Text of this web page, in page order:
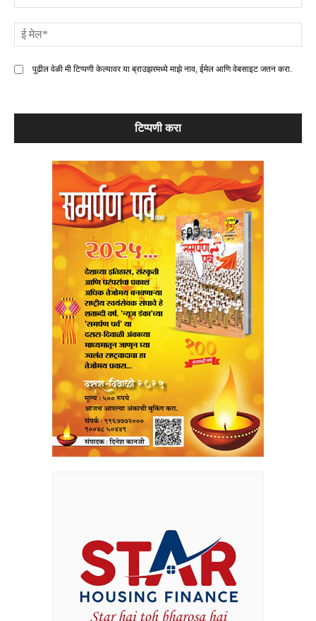
पुढील वेळी मी टिप्पणी केल्यावर या ब्राउझरमध्ये माझे नाव, ईमेल आणि वेबसाइट जतन करा.